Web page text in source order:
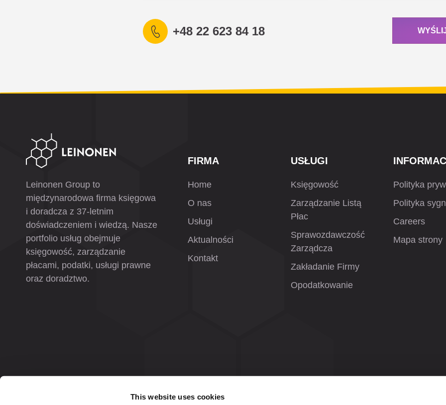
This website uses cookies
+48 22 623 84 18
Leinonen Group to
międzynarodowa firma księgowa
i doradcza z 37-letnim
doświadczeniem i wiedzą. Nasze
portfolio usług obejmuje
księgowość, zarządzanie
płacami, podatki, usługi prawne
oraz doradztwo.
FIRMA
Home
O nas
Usługi
Aktualności
Kontakt
USŁUGI
Księgowość
Zarządzanie Listą
Płac
Sprawozdawczość
Zarządcza
Zakładanie Firmy
Opodatkowanie
Polityka
Polityka
Careers
Mapa strony